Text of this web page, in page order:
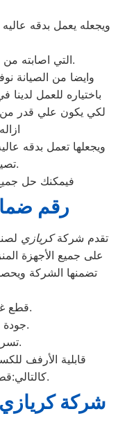
ويجعله يعمل بدقه
التي اصابته من التعامل معه بطريقه غير صحيحه.
وايضا من الصيانة
باختياره للعمل لدينا
لكي يكون علي قدر من
ويجعلها تعمل بدقه
تصيبها الاعطال المختلفه.
فيمكنك حل
رقم
تقدم شركةكريازي
على جميع الأجهزة
تضمنها الشركة
قطع غيار و تكلفة صيانة عالية.
جودة االتبريد تقل في الصيف.
تسريب غاز الفريون أحيانا.
قابلية الأرفف
كالتالي:قطع غيار و تكلفة صيانة عالية.
شركة كريازي